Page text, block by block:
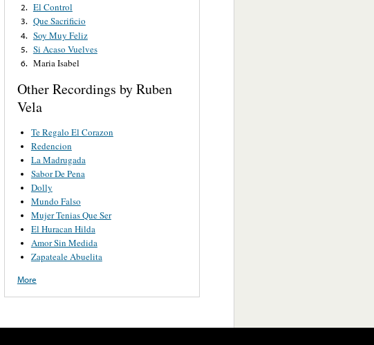
2. El Control
3. Que Sacrificio
4. Soy Muy Feliz
5. Si Acaso Vuelves
6. Maria Isabel
Other Recordings by Ruben
Vela
Te Regalo El Corazon
Redencion
La Madrugada
Sabor De Pena
Dolly
Mundo Falso
Mujer Tenias Que Ser
El Huracan Hilda
Amor Sin Medida
Zapateale Abuelita
More